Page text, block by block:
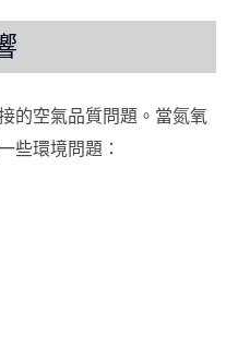
的空氣品質問題。當氮氧
些環境問題：